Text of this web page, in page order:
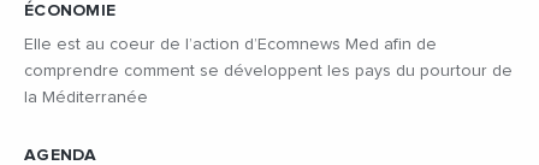
ÉCONOMIE
Elle est au coeur de l’action d’Ecomnews Med afin de
comprendre comment se développent les pays du pourtour de
la Méditerranée
AGENDA